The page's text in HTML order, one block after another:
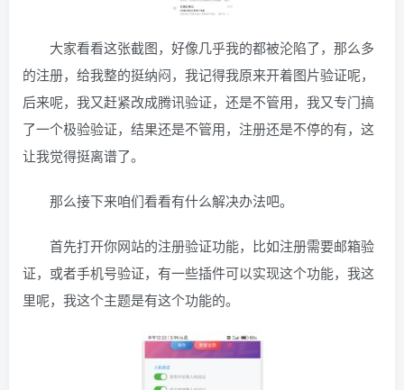
大家看看这张截图，好像几乎我的都被沦陷了，那么多
的注册，给我整的挺纳闷，我记得我原来开着图片验证呢，
后来呢，我又赶紧改成腾讯验证，还是不管用，我又专门搞
了一个极验验证，结果还是不管用，注册还是不停的有，这
让我觉得挺离谱了。
那么接下来咱们看看有什么解决办法吧。
首先打开你网站的注册验证功能，比如注册需要邮箱验
证，或者手机号验证，有一些插件可以实现这个功能，我这
里呢，我这个主题是有这个功能的。